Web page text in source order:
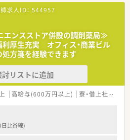
門前薬局を中心に、全国約700店舗以上
名を超える大手調剤薬局チェーンです。
就職企業人気ランキングでも、
ンしています！
中で日本一！
みとなっており、安心して長く働き続けて
を受けにくく、将来性のある会社です。
療、健康サポートに力を入れています。
えています。
利厚生制度が充実！
やすさを追求した職場環境と、ライフス
求人ID： 544957
エンスストア併設の調剤薬局≫
厚生充実 オフィス・商業ビル
方箋を経験できます
討リストに追加
高給与(600万円以上) 寮・借上社宅あり
比谷線)